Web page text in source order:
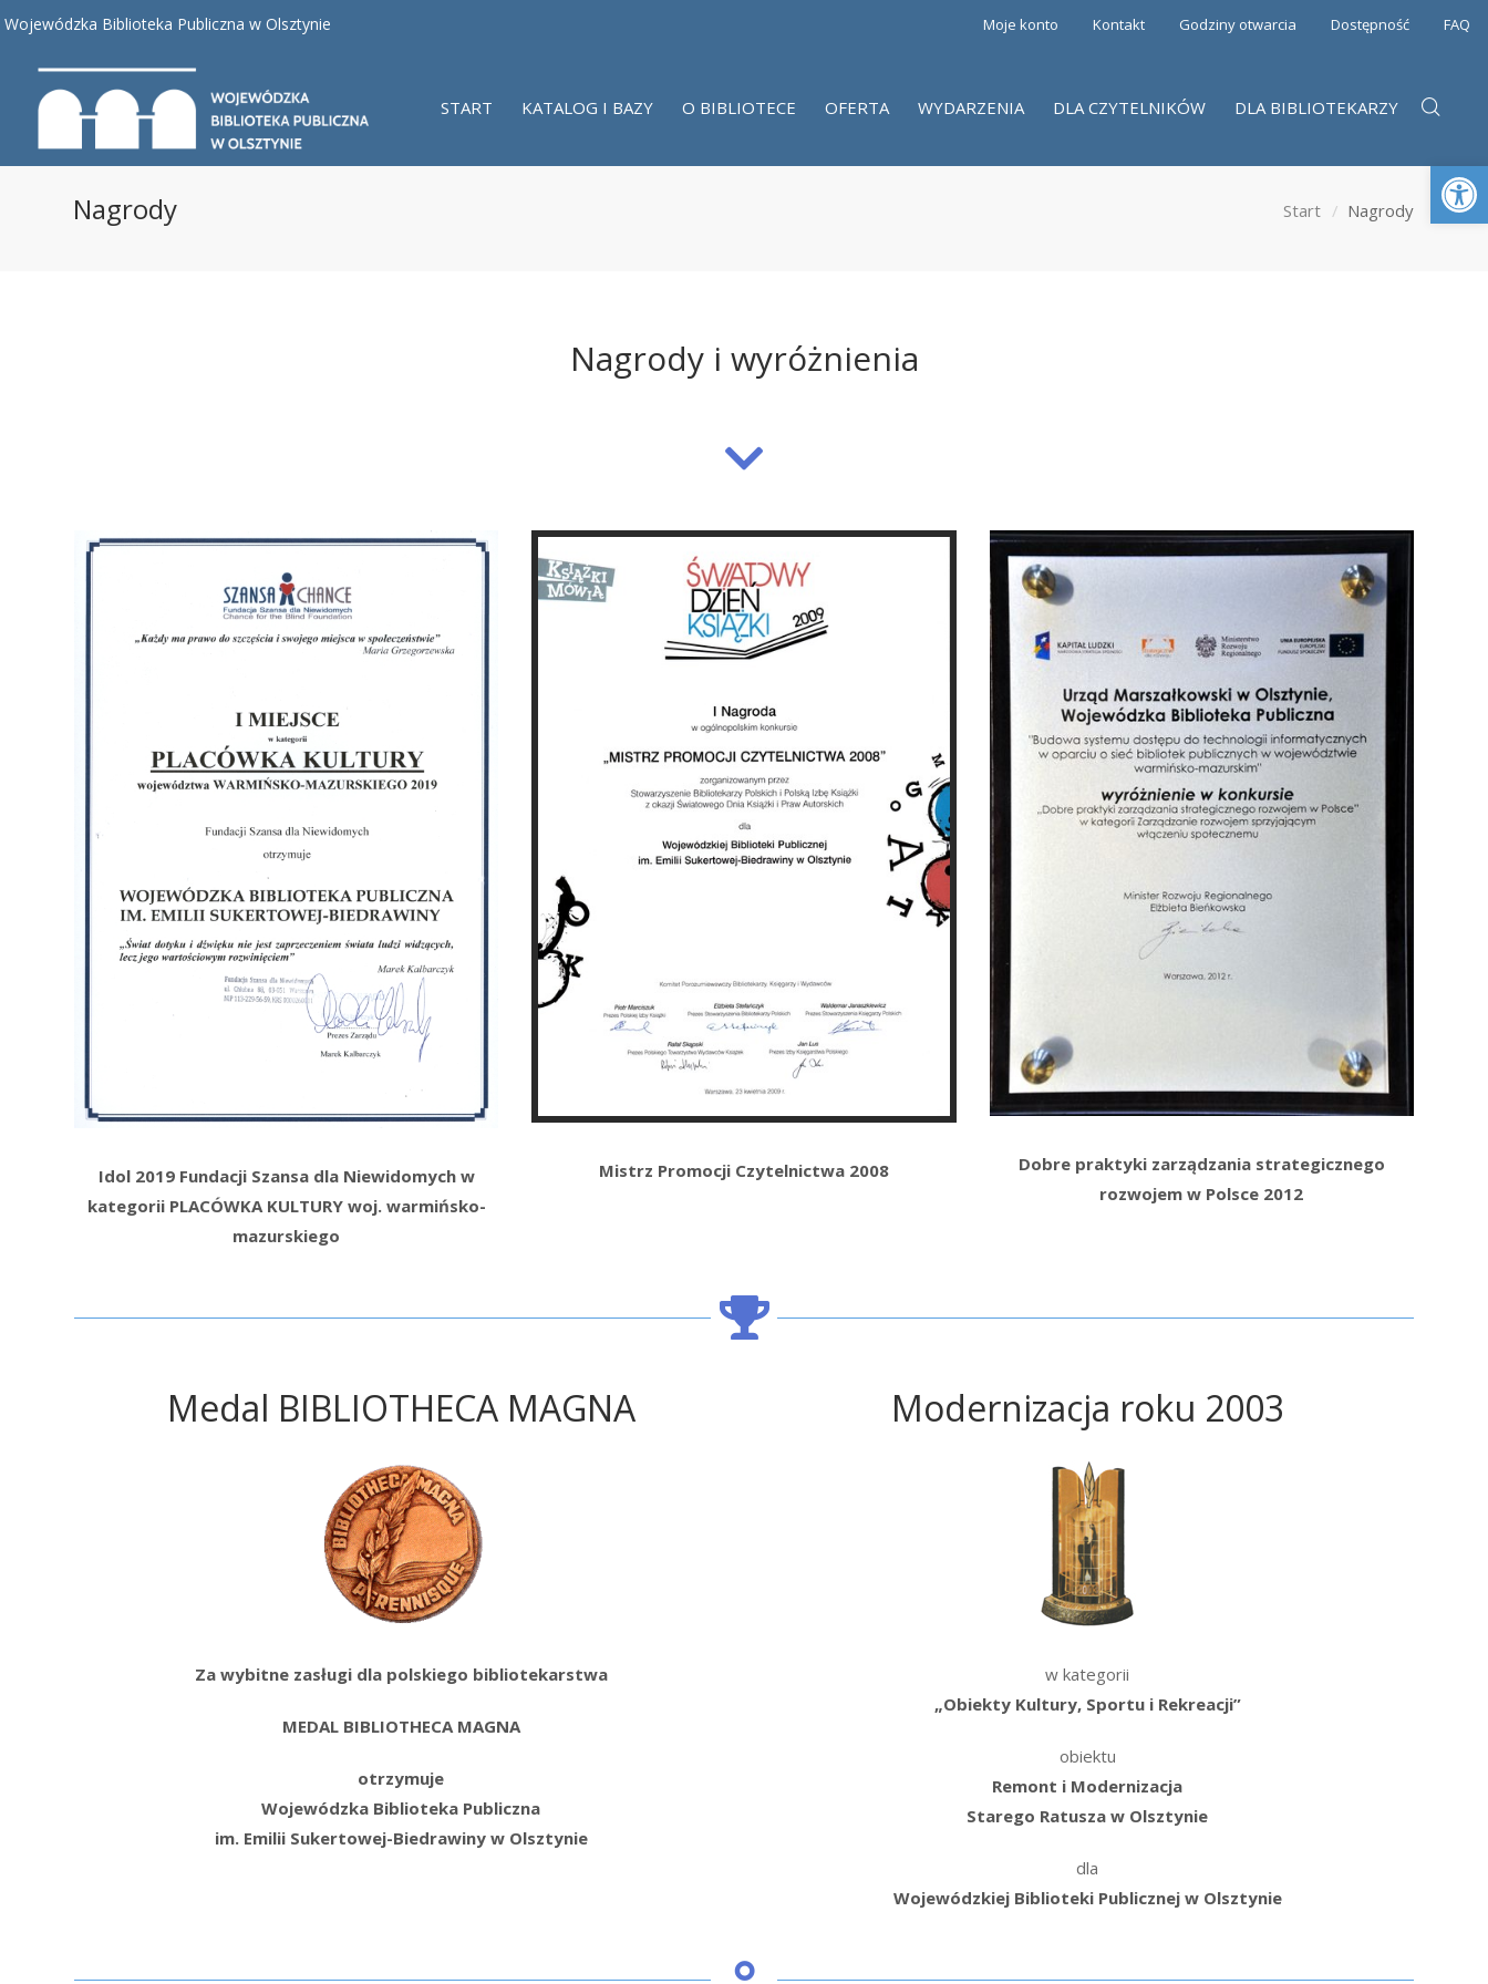
Wojewódzka Biblioteka Publiczna w Olsztynie Moje konto Kontakt Godziny otwarcia Dostępność FAQ
START KATALOG I BAZY O BIBLIOTECE OFERTA WYDARZENIA DLA CZYTELNIKÓW DLA BIBLIOTEKARZY
Nagrody Start Nagrody
Nagrody i wyróżnienia
Idol 2019 Fundacji Szansa dla Niewidomych w
kategorii PLACÓWKA KULTURY woj. warmińsko-
mazurskiego
Mistrz Promocji Czytelnictwa 2008
Dobre praktyki zarządzania strategicznego
rozwojem w Polsce 2012
Medal BIBLIOTHECA MAGNA
Za wybitne zasługi dla polskiego bibliotekarstwa
MEDAL BIBLIOTHECA MAGNA
otrzymuje
Wojewódzka Biblioteka Publiczna
im. Emilii Sukertowej-Biedrawiny w Olsztynie
Modernizacja roku 2003
w kategorii
„Obiekty Kultury, Sportu i Rekreacji”
obiektu
Remont i Modernizacja
Starego Ratusza w Olsztynie
dla
Wojewódzkiej Biblioteki Publicznej wOlsztynie